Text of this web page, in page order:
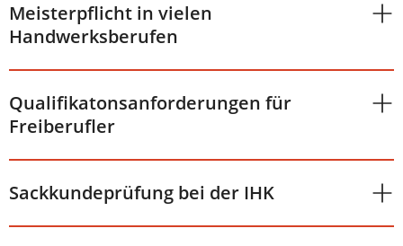
Meisterpflicht in vielen
Handwerksberufen
Qualifikatonsanforderungen für
Freiberufler
Sackkundeprüfung bei der IHK